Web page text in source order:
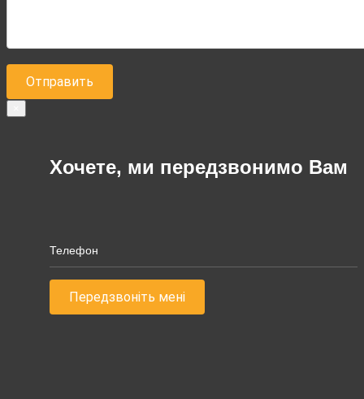
Хочете, ми передзвонимо Вам